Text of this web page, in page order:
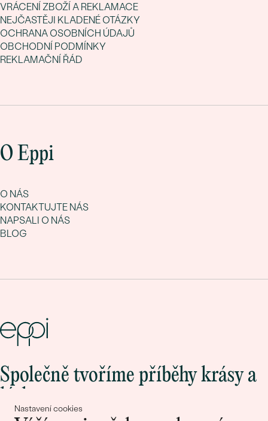
Nastavení cookies
VRÁCENÍ ZBOŽÍ A REKLAMACE
NEJČASTĚJI KLADENÉ OTÁZKY
OCHRANA OSOBNÍCH ÚDAJŮ
OBCHODNÍ PODMÍNKY
REKLAMAČNÍ ŘÁD
O Eppi
O NÁS
KONTAKTUJTE NÁS
NAPSALI O NÁS
BLOG
Společně tvoříme příběhy krásy a